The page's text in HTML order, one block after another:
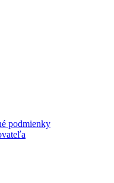
podmienky